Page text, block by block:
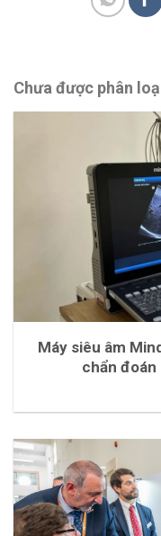
Chưa được phân
Máy siêu âm
chẩn đoán